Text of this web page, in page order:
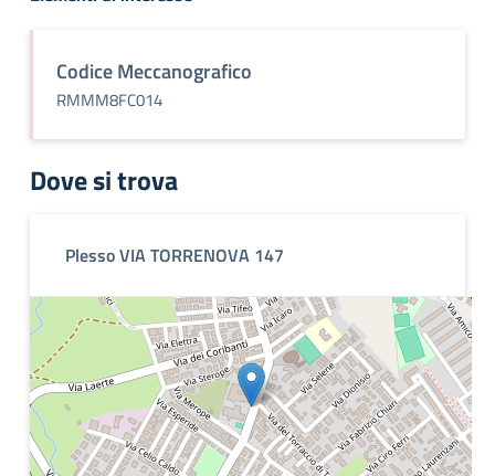
Codice Meccanografico
RMMM8FC014
Dove si trova
Plesso VIA TORRENOVA 147